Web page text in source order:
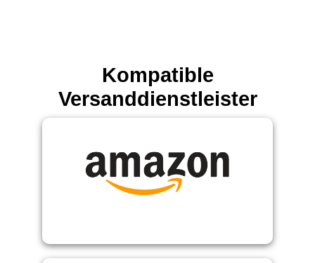
Kompatible
Versanddienstleister
Amazon Versandlabel